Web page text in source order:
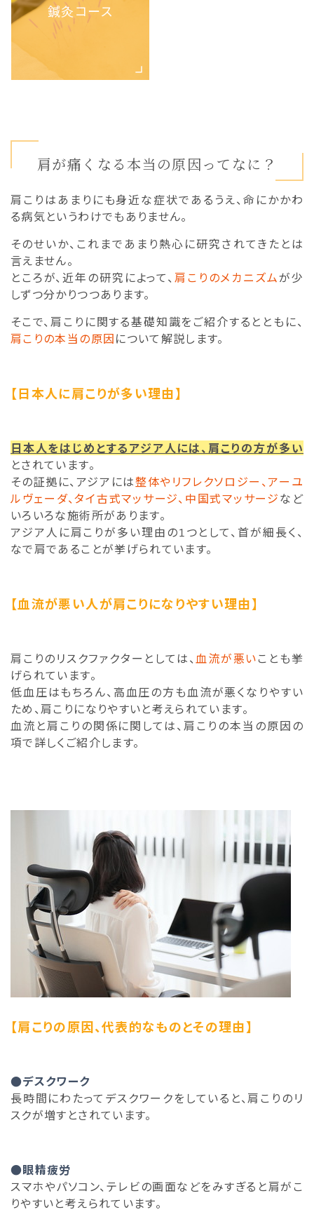
鍼灸コース
肩が痛くなる本当の原因ってなに？
肩こりはあまりにも身近な症状であるうえ、命にかかわ
る病気というわけでもありません。
そのせいか、これまであまり熱心に研究されてきたとは
言えません。
ところが、近年の研究によって、 肩こりのメカニズムが少
しずつ分かりつつあります。
そこで、肩こりに関する基礎知識をご紹介するとともに、
肩こりの本当の原因について解説します。
【日本人に肩こりが多い理由】
日本人をはじめとするアジア人には、肩こりの方が多い
とされています。
その証拠に、アジアには整体やリフレクソロジー、アーユ
ルヴェーダ、タイ古式マッサージ、中国式マッサージなど
いろいろな施術所があります。
アジア人に肩こりが多い理由の1つとして、首が細長く、
なで肩であることが挙げられています。
【血流が悪い人が肩こりになりやすい理由】
肩こりのリスクファクターとしては、血流が悪いことも挙
げられています。
低血圧はもちろん、高血圧の方も血流が悪くなりやすい
ため、肩こりになりやすいと考えられています。
血流と肩こりの関係に関しては、肩こりの本当の原因の
項で詳しくご紹介します。
【肩こりの原因、代表的なものとその理由】
●デスクワーク
長時間にわたってデスクワークをしていると、肩こりのリ
スクが増すとされています。
●眼精疲労
スマホやパソコン、テレビの画面などをみすぎると肩がこ
りやすいと考えられています。